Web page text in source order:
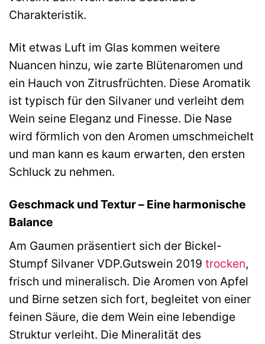
Charakteristik.
Mit etwas Luft im Glas kommen weitere
Nuancen hinzu, wie zarte Blütenaromen und
ein Hauch von Zitrusfrüchten. Diese Aromatik
ist typisch für den Silvaner und verleiht dem
Wein seine Eleganz und Finesse. Die Nase
wird förmlich von den Aromen umschmeichelt
und man kann es kaum erwarten, den ersten
Schluck zu nehmen.
Geschmack und Textur – Eine harmonische
Balance
Am Gaumen präsentiert sich der Bickel-
Stumpf Silvaner VDP.Gutswein 2019 trocken,
frisch und mineralisch. Die Aromen von Apfel
und Birne setzen sich fort, begleitet von einer
feinen Säure, die dem Wein eine lebendige
Struktur verleiht. Die Mineralität des